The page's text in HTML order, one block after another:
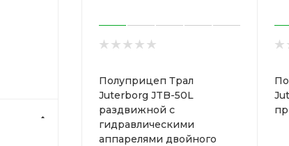
Полуприцеп Трал
Juterborg JTB-50L
раздвижной с
гидравлическими
аппарелями двойного
000
000